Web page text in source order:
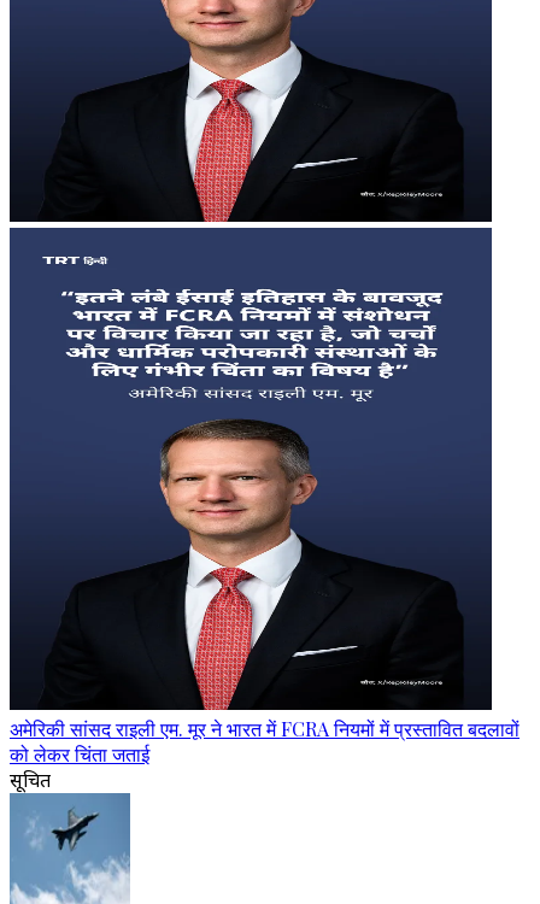
अमेरिकी सांसद राइली एम. मूर ने भारत में FCRA नियमों में प्रस्तावित बदलावों
को लेकर चिंता जताई
सूचित